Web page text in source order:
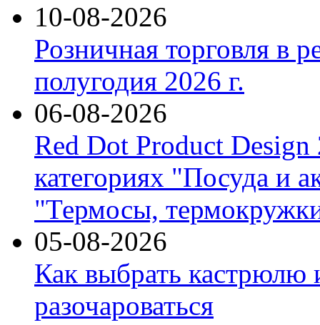
10-08-2026
Розничная торговля в
полугодия 2026 г.
06-08-2026
Red Dot Product Design
категориях "Посуда и
"Термосы,
05-08-2026
Как выбрать кастрюлю
разочароваться